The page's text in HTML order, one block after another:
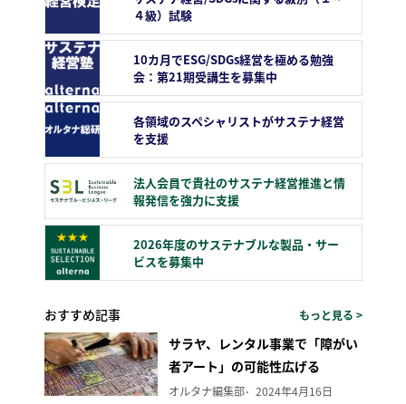
４級）試験
10カ月でESG/SDGs経営を極める勉強
会：第21期受講生を募集中
各領域のスペシャリストがサステナ経営
を支援
法人会員で貴社のサステナ経営推進と情
報発信を強力に支援
2026年度のサステナブルな製品・サー
ビスを募集中
おすすめ記事 もっと見る >
サラヤ、レンタル事業で「障がい
者アート」の可能性広げる
オルタナ編集部 2024年4月16日